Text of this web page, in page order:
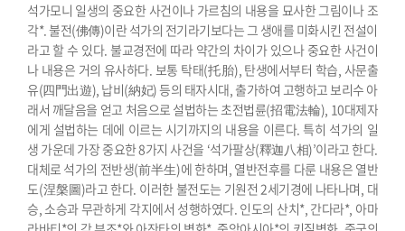
석가모니 일생의 중요한 사건이나 가르침의 내용을 묘사한 그림이나 조
각*. 불전(佛傳)이란 석가의 전기라기보다는 그 생애를 미화시킨 전설이
라고 할 수 있다. 불교경전에 따라 약간의 차이가 있으나 중요한 사건이
나 내용은 거의 유사하다. 보통 탁태(托胎), 탄생에서부터 학습, 사문출
유(四門出遊), 납비(納妃) 등의 태자시대, 출가하여 고행하고 보리수 아
래서 깨달음을 얻고 처음으로 설법하는 초전법륜(招電法輪), 10대제자
에게 설법하는 데에 이르는 시기까지의 내용을 이른다. 특히 석가의 일
생 가운데 가장 중요한 8가지 사건을 ‘석가팔상(釋迦八相)’이라고 한다.
대체로 석가의 전반생(前半生)에 한하며, 열반전후를 다룬 내용은 열반
도(涅槃圖)라고 한다. 이러한 불전도는 기원전 2세기경에 나타나며, 대
승, 소승과 무관하게 각지에서 성행하였다. 인도의 산치*, 간다라*, 아마